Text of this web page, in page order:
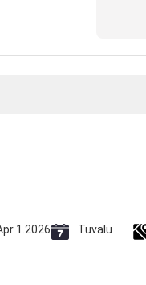
Tuvalu
1.2026